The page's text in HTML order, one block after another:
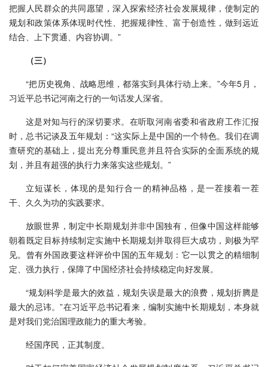
把握人民群众的共同愿望，深入探索经济社会发展规律，使制定的
规划和政策体系体现时代性、把握规律性、富于创造性，做到远近
结合、上下贯通、内容协调。”
（三）
“把历史视角、战略思维，都落实到具体行动上来。”今年5月，
习近平总书记河南之行的一句话发人深省。
这是对知与行的深切要求。在听取河南省委和省政府工作汇报
时，总书记谈及五年规划：“这实际上是中国的一个特色。我们在调
查研究的基础上，提出充分尊重民意并且符合实际的全面系统的规
划，并且有超强的执行力来落实这些规划。”
立短谋长，体现的是知行合一的精神品格，是一茬接着一茬
干、久久为功的实践要求。
放眼世界，制定中长期规划并非中国独有，但像中国这样能够
朝着既定目标持续制定实施中长期规划并取得巨大成功，则极为罕
见。曾有外国政要这样评价中国的五年规划：它一以贯之的精细制
定、强力执行，保障了中国经济社会持续稳定向好发展。
“规划科学是最大的效益，规划失误是最大的浪费，规划折腾是
最大的忌讳。”在习近平总书记看来，编制实施中长期规划，本身就
是对我们党治国理政能力的重大考验。
经国序民，正其制度。